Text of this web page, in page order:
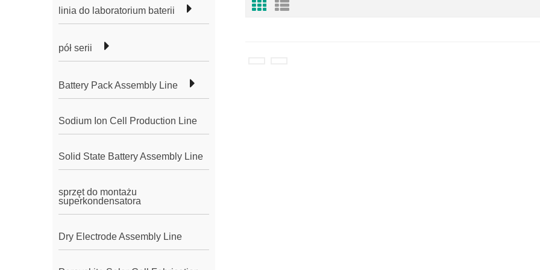
linia do laboratorium baterii
pół serii
Battery Pack Assembly Line
Sodium Ion Cell Production Line
Solid State Battery Assembly Line
sprzęt do montażu
superkondensatora
Dry Electrode Assembly Line